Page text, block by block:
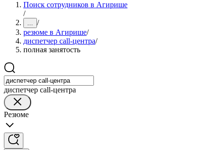
Поиск сотрудников в Агирише
/
... /
резюме в Агирише/
диспетчер call-центра/
полная занятость
диспетчер call-центра
Резюме